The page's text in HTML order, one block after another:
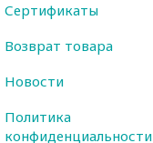
Сертификаты
Возврат товара
Новости
Политика
конфиденциальности